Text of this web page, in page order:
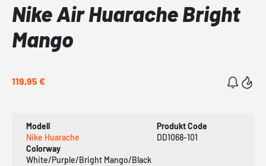
Nike Air Huarache Bright
Mango
119,95 €
Modell
Nike Huarache
Produkt Code
DD1068-101
Colorway
White/Purple/Bright Mango/Black